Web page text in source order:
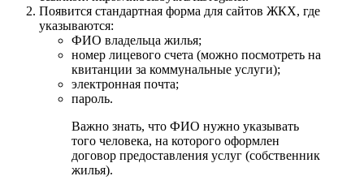
Появится стандартная форма для сайтов ЖКХ, где
указываются:
ФИО владельца жилья;
номер лицевого счета (можно посмотреть на
квитанции за коммунальные услуги);
электронная почта;
пароль.
Важно знать, что ФИО нужно указывать
того человека, на которого оформлен
договор предоставления услуг (собственник
жилья).